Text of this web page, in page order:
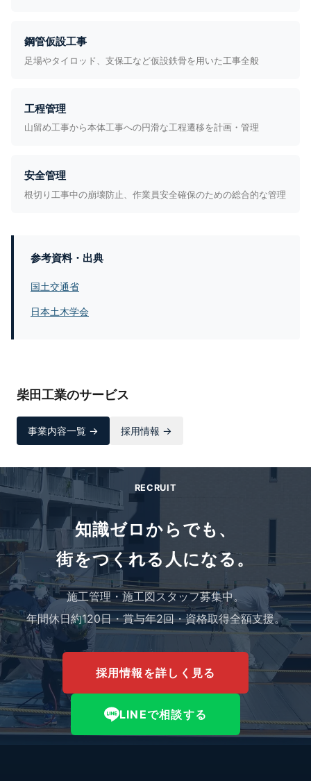
鋼管仮設工事
足場やタイロッド、支保工など仮設鉄骨を用いた工事全般
工程管理
山留め工事から本体工事への円滑な工程遷移を計画・管理
安全管理
根切り工事中の崩壊防止、作業員安全確保のための総合的な管理
参考資料・出典
国土交通省
日本土木学会
柴田工業のサービス
事業内容一覧 → 採用情報 →
RECRUIT
知識ゼロからでも、
街をつくれる人になる。
施工管理・施工図スタッフ募集中。
年間休日約120日・賞与年2回・資格取得全額支援。
採用情報を詳しく見る
LINEで相談する